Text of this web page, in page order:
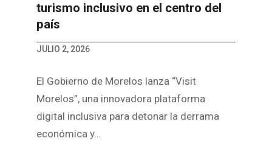
turismo inclusivo en el centro del
país
JULIO 2, 2026
El Gobierno de Morelos lanza “Visit
Morelos”, una innovadora plataforma
digital inclusiva para detonar la derrama
económica y…